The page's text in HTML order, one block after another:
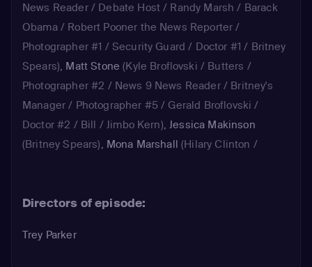
News Reader / Debate Host / Randy Marsh / Barack
Obama / Robert Pooner the News Reporter /
Photographer #1 / Security Guard / Doctor #1 / Britney
Spears), Matt Stone (Kyle Broflovski / Butters /
Photographer #2 / News 9 News Reader / Britney's
Manager / Photographer #5 / Gerald Broflovski /
Doctor #2 / Bill / Jimbo Kern),Jessica Makinson
(Britney Spears), Mona Marshall (Hilary Clinton /
Photographer #7 / Photographer #9)
Directors of episode:
Trey Parker